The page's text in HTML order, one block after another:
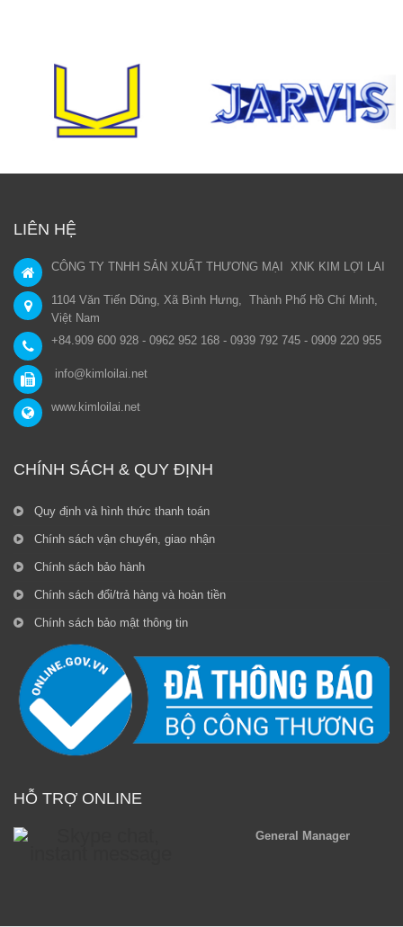
LIÊN HỆ
CÔNG TY TNHH SẢN XUẤT THƯƠNG MẠI XNK KIM LỢI LAI
1104 Văn Tiến Dũng, Xã Bình Hưng, Thành Phố Hồ Chí Minh,
Việt Nam
+84.909 600 928 - 0962 952 168 - 0939 792 745 - 0909 220 955
info@kimloilai.net
www.kimloilai.net
CHÍNH SÁCH & QUY ĐỊNH
Quy định và hình thức thanh toán
Chính sách vận chuyển, giao nhận
Chính sách bảo hành
Chính sách đổi/trả hàng và hoàn tiền
Chính sách bảo mật thông tin
HỖ TRỢ ONLINE
General Manager